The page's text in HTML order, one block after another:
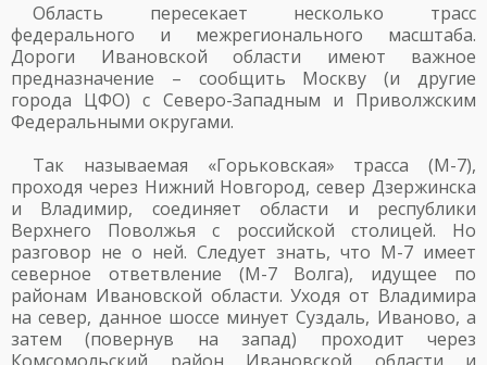
Область пересекает несколько трасс
федерального и межрегионального масштаба.
Дороги Ивановской области имеют важное
предназначение – сообщить Москву (и другие
города ЦФО) с Северо-Западным и Приволжским
Федеральными округами.
Так называемая «Горьковская» трасса (М-7),
проходя через Нижний Новгород, север Дзержинска
и Владимир, соединяет области и республики
Верхнего Поволжья с российской столицей. Но
разговор не о ней. Следует знать, что М-7 имеет
северное ответвление (М-7 Волга), идущее по
районам Ивановской области. Уходя от Владимира
на север, данное шоссе минует Суздаль, Иваново, а
затем (повернув на запад) проходит через